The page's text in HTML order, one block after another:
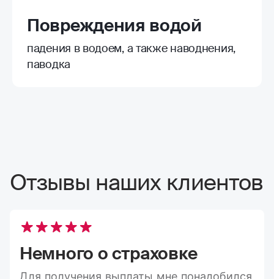
Повреждения водой
падения в водоем, а также наводнения,
паводка
Отзывы наших клиентов
Немного о страховке